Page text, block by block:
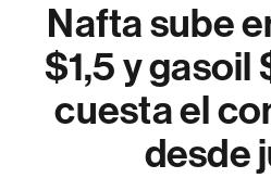
Nafta sube
$1,5 y gasoil
cuesta el
desde